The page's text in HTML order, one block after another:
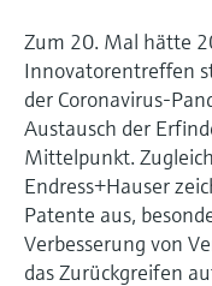
Zum 20. Mal hätte
Innovatorentreffen
der Coronavirus-
Austausch der
Mittelpunkt.
Endress+Hauser
Patente aus,
Verbesserung von
das Zurückgreifen